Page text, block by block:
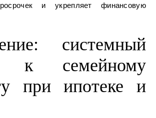
и укрепляет финансовую
системный
к семейному
при ипотеке и